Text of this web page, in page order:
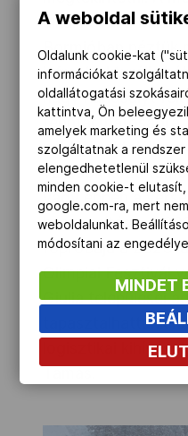
alkalmával a
Bormióban néztük
infrastrukturális
nagy hangsúlyt
fenntarthatóságra,
példájával
városok közti
vagy éppen a
hasznosítása. A
főpróbája a 2023-
Olimpiai Fesztivál
Giulia települései
tapasztalhattunk
logisztikai
A weboldal
Oldalunk cookie-kat
információkat
oldallátogatási
kattintva, Ön
amelyek marketing és
szolgáltatnak a
elengedhetetlenül
minden cookie-t
google.com-ra, mert
weboldalunkat.
módosítani az
MINDET